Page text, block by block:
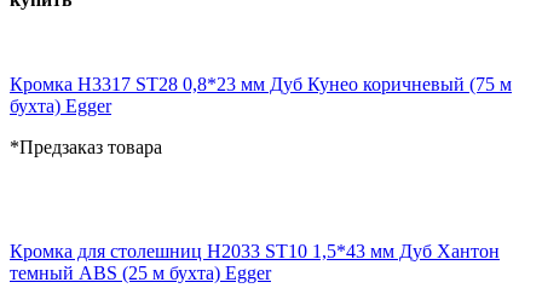
Кромка H3317 ST28 0,8*23 мм Дуб Кунео коричневый (75 м
бухта) Egger
*Предзаказ товара
Кромка для столешниц H2033 ST10 1,5*43 мм Дуб Хантон
темный ABS (25 м бухта) Egger